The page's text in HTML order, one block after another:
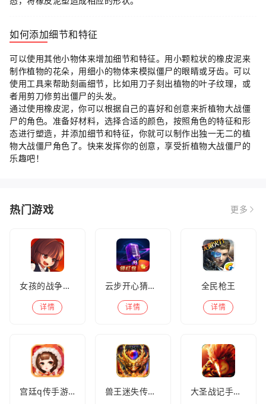
如何添加细节和特征
可以使用其他小物体来增加细节和特征。用小颗粒状的橡皮泥来
制作植物的花朵，用细小的物体来模拟僵尸的眼睛或牙齿。可以
使用工具来帮助刻画细节，比如用刀子刻出植物的叶子纹理，或
者用剪刀修剪出僵尸的头发。
通过使用橡皮泥，你可以根据自己的喜好和创意来折植物大战僵
尸的角色。准备好材料，选择合适的颜色，按照角色的特征和形
态进行塑造，并添加细节和特征，你就可以制作出独一无二的植
物大战僵尸角色了。快来发挥你的创意，享受折植物大战僵尸的
乐趣吧！
热门游戏 更多
女孩的战争手机版(暂未上线)
详情
云步开心猜歌名
详情
全民枪王
详情
宫廷q传手游百度版 兽王迷失传奇高爆版 大圣战记手游官方版